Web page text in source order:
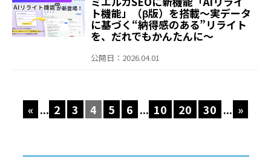
ト機能」（β版）を搭載～実データ
に基づく“納得感のある”リライト
を、だれでもかんたんに～
公開日：2026.04.01
« ... 2 3 4 5 6 ... 10 20 30 ... »